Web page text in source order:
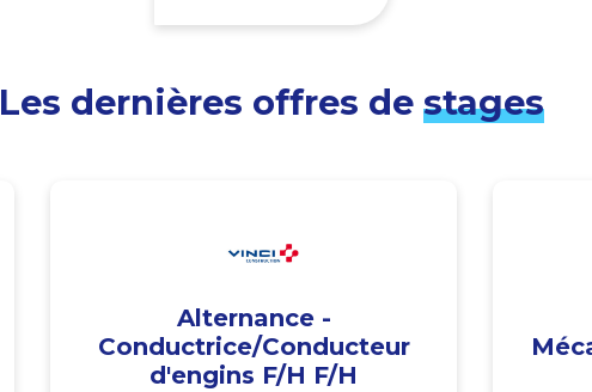
Les dernières offres de stages
Alternance -
Conductrice/Conducteur
d'engins F/H F/H